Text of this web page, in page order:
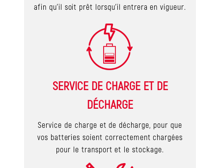
afin qu’il soit prêt lorsqu’il entrera en vigueur.
SERVICE DE CHARGE ET DE
DÉCHARGE
Service de charge et de décharge, pour que
vos batteries soient correctement chargées
pour le transport et le stockage.